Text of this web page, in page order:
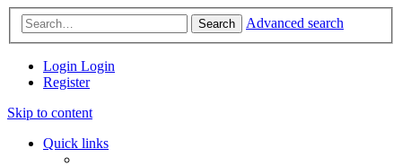
Search Advanced search
Login Login
Register
Skip to content
Quick links